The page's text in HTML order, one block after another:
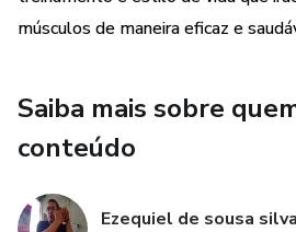
dicas práticas, este guia definitivo
seu bilhete para construir um corpo
perca mais tempo e comece a
músculos de maneira eficaz e
Saiba mais sobre
conteúdo
Ezequiel de sousa silva